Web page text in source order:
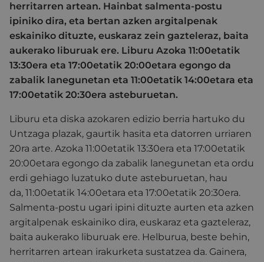
herritarren artean. Hainbat salmenta-postu
ipiniko dira, eta bertan azken argitalpenak
eskainiko dituzte, euskaraz zein gazteleraz, baita
aukerako liburuak ere. Liburu Azoka 11:00etatik
13:30era eta 17:00etatik 20:00etara egongo da
zabalik lanegunetan eta 11:00etatik 14:00etara eta
17:00etatik 20:30era asteburuetan.
Liburu eta diska azokaren edizio berria hartuko du
Untzaga plazak, gaurtik hasita eta datorren urriaren
20ra arte. Azoka 11:00etatik 13:30era eta 17:00etatik
20:00etara egongo da zabalik lanegunetan eta ordu
erdi gehiago luzatuko dute asteburuetan, hau
da, 11:00etatik 14:00etara eta 17:00etatik 20:30era.
Salmenta-postu ugari ipini dituzte aurten eta azken
argitalpenak eskainiko dira, euskaraz eta gazteleraz,
baita aukerako liburuak ere. Helburua, beste behin,
herritarren artean irakurketa sustatzea da. Gainera,